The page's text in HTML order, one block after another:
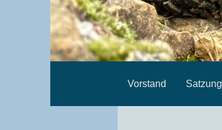
Vorstand Satzung